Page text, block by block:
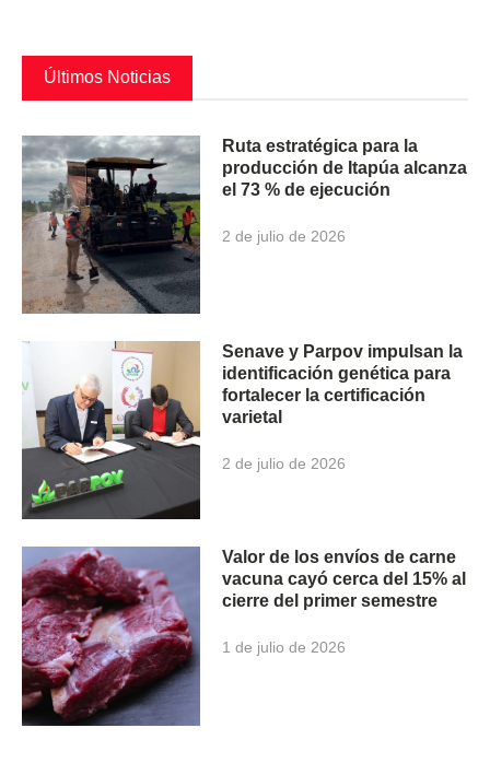
Últimos Noticias
Ruta estratégica para la
producción de Itapúa alcanza
el 73 % de ejecución
2 de julio de 2026
Senave y Parpov impulsan la
identificación genética para
fortalecer la certificación
varietal
2 de julio de 2026
Valor de los envíos de carne
vacuna cayó cerca del 15% al
cierre del primer semestre
1 de julio de 2026